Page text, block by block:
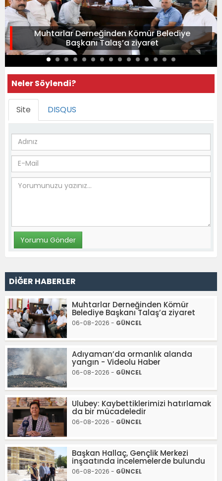
Muhtarlar Derneğinden Kömür Belediye
Başkanı Talaş’a ziyaret
Neler Söylendi?
Site DISQUS
DİĞER HABERLER
Muhtarlar Derneğinden Kömür
Belediye Başkanı Talaş’a ziyaret
06-08-2026 - GÜNCEL
Adıyaman’da ormanlık alanda
yangın - Videolu Haber
06-08-2026 - GÜNCEL
Ulubey: Kaybettiklerimizi hatırlamak
da bir mücadeledir
06-08-2026 - GÜNCEL
Başkan Hallaç, Gençlik Merkezi
inşaatında incelemelerde bulundu
06-08-2026 - GÜNCEL